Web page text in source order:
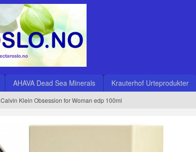
AHAVA Dead Sea Minerals Krauterhof Urteprodukter
Calvin Klein Obsession for Woman edp 100ml